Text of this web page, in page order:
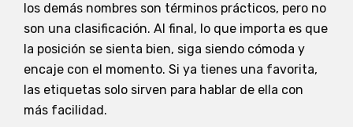
los demás nombres son términos prácticos, pero no
son una clasificación. Al final, lo que importa es que
la posición se sienta bien, siga siendo cómoda y
encaje con el momento. Si ya tienes una favorita,
las etiquetas solo sirven para hablar de ella con
más facilidad.